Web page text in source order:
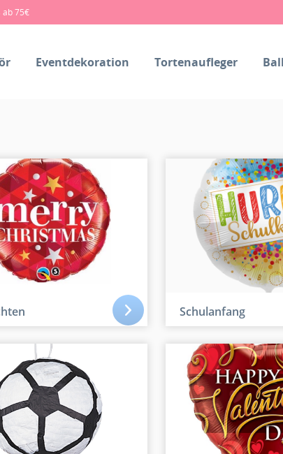
ab 75€
Eventdekoration Tortenaufleger
Schulanfang